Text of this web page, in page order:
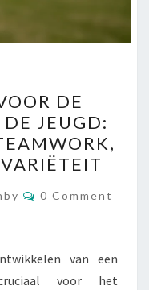
DE
JEUGD:
Comments
0 Comment
van een
voor het